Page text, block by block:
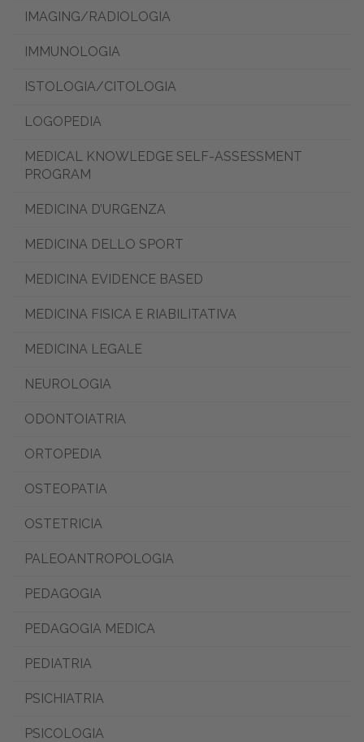
IMAGING/RADIOLOGIA
IMMUNOLOGIA
ISTOLOGIA/CITOLOGIA
LOGOPEDIA
MEDICAL KNOWLEDGE SELF-ASSESSMENT
PROGRAM
MEDICINA D’URGENZA
MEDICINA DELLO SPORT
MEDICINA EVIDENCE BASED
MEDICINA FISICA E RIABILITATIVA
MEDICINA LEGALE
NEUROLOGIA
ODONTOIATRIA
ORTOPEDIA
OSTEOPATIA
OSTETRICIA
PALEOANTROPOLOGIA
PEDAGOGIA
PEDAGOGIA MEDICA
PEDIATRIA
PSICHIATRIA
PSICOLOGIA